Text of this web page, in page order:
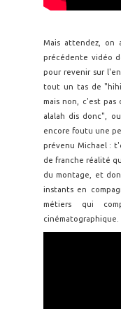
Mais attendez, on
précédente vidéo
pour revenir sur
tout un tas de
mais non, c'est
alalah dis donc",
encore foutu une
prévenu Michael :
de franche réalité
du montage, et
instants en
métiers qui
cinématographique.